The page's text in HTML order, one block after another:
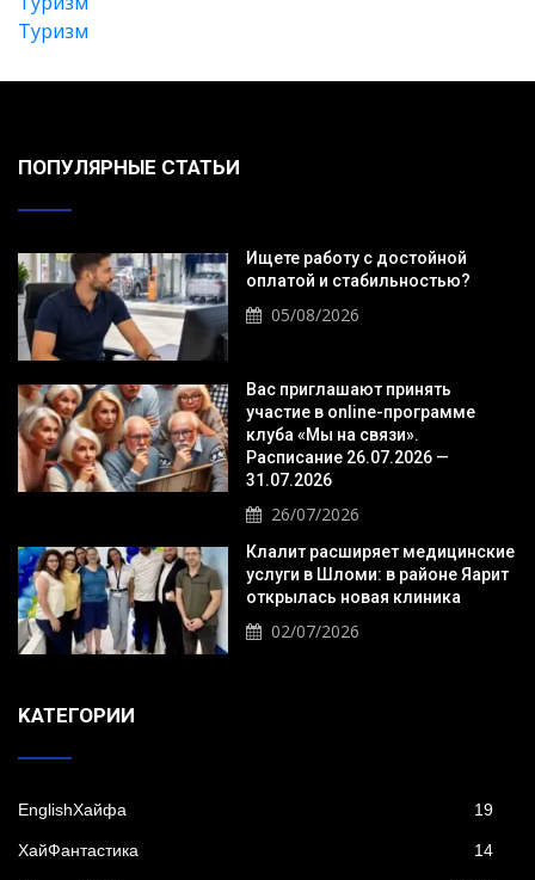
Туризм
ПОПУЛЯРНЫЕ СТАТЬИ
Ищете работу с достойной
оплатой и стабильностью?
05/08/2026
Вас приглашают принять
участие в online-программе
клуба «Мы на связи».
Расписание 26.07.2026 —
31.07.2026
26/07/2026
Клалит расширяет медицинские
услуги в Шломи: в районе Яарит
открылась новая клиника
02/07/2026
KАТЕГОРИИ
EnglishХайфа 19
XайФантастика 14